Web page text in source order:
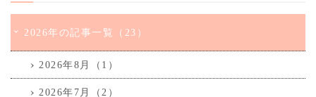
2026年の記事一覧（23）
2026年8月（1）
2026年7月（2）